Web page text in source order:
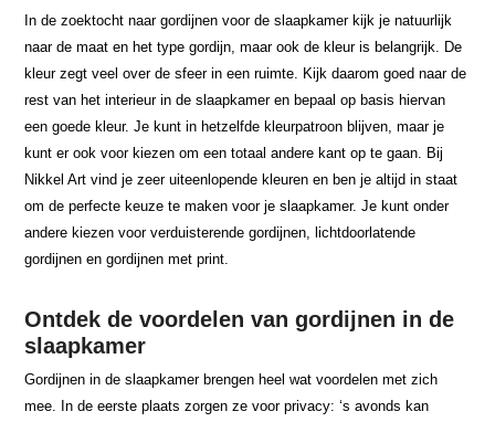
In de zoektocht naar gordijnen voor de slaapkamer kijk je natuurlijk
naar de maat en het type gordijn, maar ook de kleur is belangrijk. De
kleur zegt veel over de sfeer in een ruimte. Kijk daarom goed naar de
rest van het interieur in de slaapkamer en bepaal op basis hiervan
een goede kleur. Je kunt in hetzelfde kleurpatroon blijven, maar je
kunt er ook voor kiezen om een totaal andere kant op te gaan. Bij
Nikkel Art vind je zeer uiteenlopende kleuren en ben je altijd in staat
om de perfecte keuze te maken voor je slaapkamer. Je kunt onder
andere kiezen voor verduisterende gordijnen, lichtdoorlatende
gordijnen en gordijnen met print.
Ontdek de voordelen van gordijnen in de
slaapkamer
Gordijnen in de slaapkamer brengen heel wat voordelen met zich
mee. In de eerste plaats zorgen ze voor privacy: ‘s avonds kan